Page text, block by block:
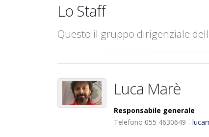
Lo Staff
Questo il gruppo dirigenziale
Luca Marè
Responsabile generale
Telefono 055 4630649 -